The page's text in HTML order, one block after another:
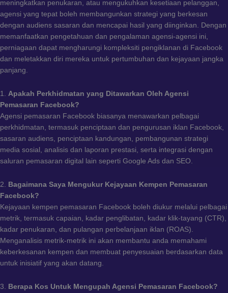
meningkatkan penukaran, atau mengukuhkan kesetiaan pelanggan,
agensi yang tepat boleh membangunkan strategi yang berkesan
dengan audiens sasaran dan mencapai hasil yang diinginkan. Dengan
memanfaatkan pengetahuan dan pengalaman agensi-agensi ini,
perniagaan dapat mengharungi kompleksiti pengiklanan di Facebook
dan meletakkan diri mereka untuk pertumbuhan dan kejayaan jangka
panjang.
1. Apakah Perkhidmatan yang Ditawarkan Oleh Agensi
Pemasaran Facebook?
Agensi pemasaran Facebook biasanya menawarkan pelbagai
perkhidmatan, termasuk penciptaan dan pengurusan iklan Facebook,
sasaran audiens, penciptaan kandungan, pembangunan strategi
media sosial, analisis dan laporan prestasi, serta integrasi dengan
saluran pemasaran digital lain seperti Google Ads dan SEO.
2.
Bagaimana Saya Mengukur Kejayaan Kempen Pemasaran
Facebook?
Kejayaan kempen pemasaran Facebook boleh diukur melalui pelbagai
metrik, termasuk capaian, kadar penglibatan, kadar klik-tayang (CTR),
kadar penukaran, dan pulangan perbelanjaan iklan (ROAS).
Menganalisis metrik-metrik ini akan membantu anda memahami
keberkesanan kempen dan membuat penyesuaian berdasarkan data
untuk inisiatif yang akan datang.
3.
Berapa Kos Untuk Mengupah Agensi Pemasaran Facebook?